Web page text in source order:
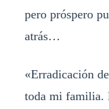
pero próspero
atrás…
«Erradicación
toda mi familia.